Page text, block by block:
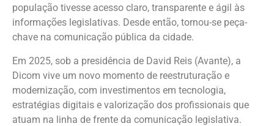
população tivesse acesso claro, transparente e ágil às
informações legislativas. Desde então, tornou-se peça-
chave na comunicação pública da cidade.
Em 2025, sob a presidência de David Reis (Avante), a
Dicom vive um novo momento de reestruturação e
modernização, com investimentos em tecnologia,
estratégias digitais e valorização dos profissionais que
atuam na linha de frente da comunicação legislativa.